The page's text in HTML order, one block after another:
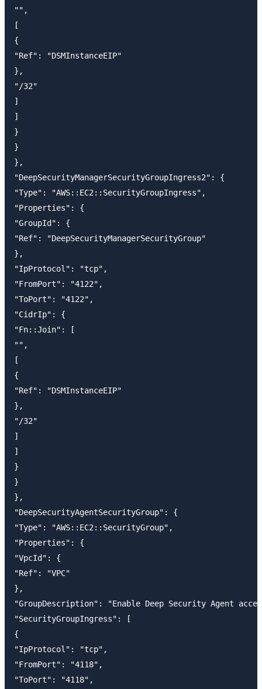
"",
[
{
"Ref": "DSMInstanceEIP"
},
"/32"
]
]
}
}
},
"DeepSecurityManagerSecurityGroupIngress2": {
"Type": "AWS::EC2::SecurityGroupIngress",
"Properties": {
"GroupId": {
"Ref": "DeepSecurityManagerSecurityGroup"
},
"IpProtocol": "tcp",
"FromPort": "4122",
"ToPort": "4122",
"CidrIp": {
"Fn::Join": [
"",
[
{
"Ref": "DSMInstanceEIP"
},
"/32"
]
]
}
}
},
"DeepSecurityAgentSecurityGroup": {
"Type": "AWS::EC2::SecurityGroup",
"Properties": {
"VpcId": {
"Ref": "VPC"
},
"GroupDescription": "Enable Deep Security Agent
"SecurityGroupIngress": [
{
"IpProtocol": "tcp",
"FromPort": "4118",
"ToPort": "4118",